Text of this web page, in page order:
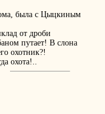
была с Цыцкиным
от дроби
путает! В слона
охотник?!
охота!..